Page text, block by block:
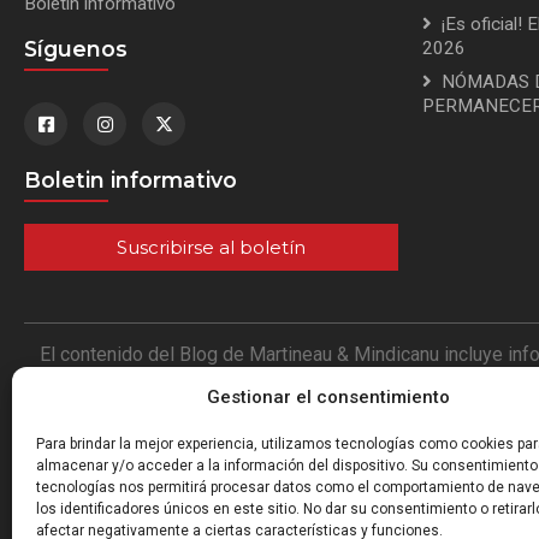
Gestionar el consentimiento
Para brindar la mejor experiencia, utilizamos tecnologías como cookies
almacenar y/o acceder a la información del dispositivo. Su
tecnologías nos permitirá procesar datos como el comportamiento de
los identificadores únicos en este sitio. No dar su consentimiento o
afectar negativamente a ciertas características y funciones.
Síguenos
Boletin informativo
Suscribirse al boletín
¡Es oficial!
2026
NÓMADAS
El contenido del Blog de Martineau & Mindicanu incluye
blog no se hace ninguna representación tampoco se da
actualizada. La única fuente de información con
Immigration and Refugee Board, Immigration Board y el
podría hacer de las notas, comentarios o de cualquier